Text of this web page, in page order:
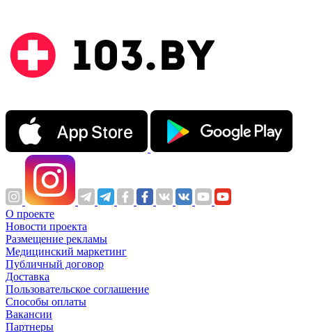
О проекте
Новости проекта
Размещение рекламы
Медицинский маркетинг
Публичный договор
Доставка
Пользовательское соглашение
Способы оплаты
Вакансии
Партнеры